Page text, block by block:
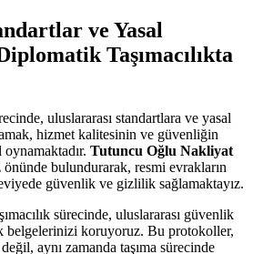
ve Yasal
Taşımacılıkta
uluslararası standartlara ve yasal
hizmet kalitesinin ve güvenliğin
oynamaktadır. Tutuncu Oğlu Nakliyat
bulundurarak, resmi evrakların
güvenlik ve gizlilik sağlamaktayız.
sürecinde, uluslararası güvenlik
belgelerinizi koruyoruz. Bu protokoller,
aynı zamanda taşıma sürecinde